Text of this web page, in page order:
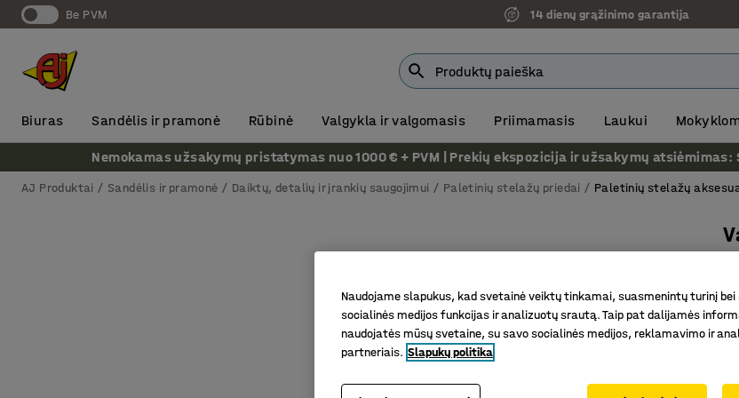
Be PVM 14 dienų grąžinimo garantija
Biuras Sandėlis ir pramonė Rūbinė Valgykla ir valgomasis Priimamasis Laukui
Nemokamas užsakymų pristatymas nuo 1000 € + PVM | Prekių ekspozicija ir užsakymų atsiėmimas:
AJ Produktai Sandėlis ir pramonė Daiktų, detalių ir įrankių saugojimui Paletinių stelažų priedai Paletinių stelažų
Naudojame slapukus, kad svetainė veiktų tinkamai, suasmenintų turinį
socialinės medijos funkcijas ir analizuotų srautą. Taip pat dalijamės
naudojatės mūsų svetaine, su savo socialinės medijos, reklamavimo ir
partneriais. Slapukų politika